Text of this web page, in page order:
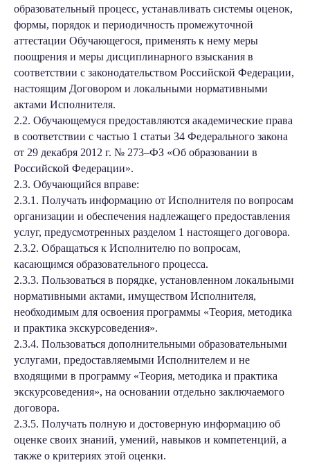
образовательный процесс, устанавливать системы оценок,
формы, порядок и периодичность промежуточной
аттестации Обучающегося, применять к нему меры
поощрения и меры дисциплинарного взыскания в
соответствии с законодательством Российской Федерации,
настоящим Договором и локальными нормативными
актами Исполнителя.
2.2. Обучающемуся предоставляются академические права
в соответствии с частью 1 статьи 34 Федерального закона
от 29 декабря 2012 г. № 273–ФЗ «Об образовании в
Российской Федерации».
2.3. Обучающийся вправе:
2.3.1. Получать информацию от Исполнителя по вопросам
организации и обеспечения надлежащего предоставления
услуг, предусмотренных разделом 1 настоящего договора.
2.3.2. Обращаться к Исполнителю по вопросам,
касающимся образовательного процесса.
2.3.3. Пользоваться в порядке, установленном локальными
нормативными актами, имуществом Исполнителя,
необходимым для освоения программы «Теория, методика
и практика экскурсоведения».
2.3.4. Пользоваться дополнительными образовательными
услугами, предоставляемыми Исполнителем и не
входящими в программу «Теория, методика и практика
экскурсоведения», на основании отдельно заключаемого
договора.
2.3.5. Получать полную и достоверную информацию об
оценке своих знаний, умений, навыков и компетенций, а
также о критериях этой оценки.